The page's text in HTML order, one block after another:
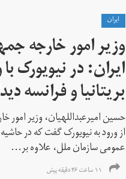
ايران
وزیر امور خارجه
ایران: در نیویورک
بریتانیا و فرانسه
حسین امیرعبداللهیان، وزیر
از ورود به نیویورک گفت که در
عمومی سازمان ملل، علاوه بر...
۱۱ ساعت ۴۶ دقیقه پیش